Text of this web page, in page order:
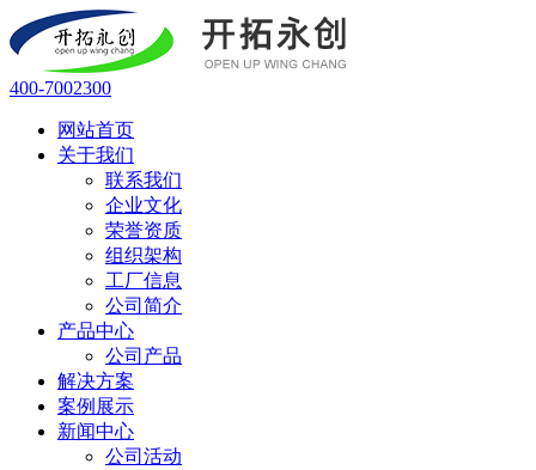
400-7002300
网站首页
关于我们
联系我们
企业文化
荣誉资质
组织架构
工厂信息
公司简介
产品中心
公司产品
解决方案
案例展示
新闻中心
公司活动